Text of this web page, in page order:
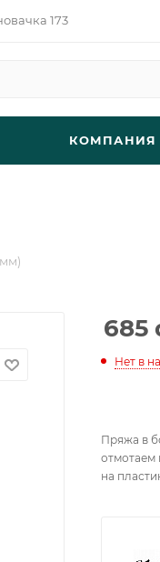
173
КОМПАНИЯ
685
Нет в
Пряжа в
отмотаем
на